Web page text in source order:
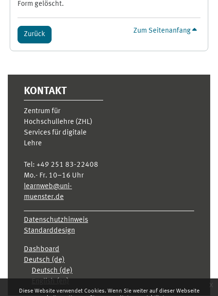
Diese Website verwendet Cookies. Wenn Sie weiter auf dieser Webseite
x
Form gelöscht.
Zurück Zum Seitenanfang
KONTAKT
Zentrum für
Hochschullehre (ZHL)
Services für digitale
Lehre
Tel: +49 251 83-22408
Mo.- Fr. 10–16 Uhr
learnweb@uni-
muenster.de
Datenschutzhinweis
Standarddesign
Dashboard
Deutsch ‎(de)‎
Deutsch ‎(de)‎